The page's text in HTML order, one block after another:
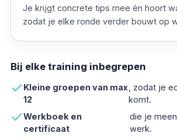
Je krijgt concrete tips mee én hoort
zodat je elke ronde verder bouwt op
Bij elke training inbegrepen
Kleine groepen van max
12
, zodat je
komt.
Werkboek en
certificaat
die je
werk.